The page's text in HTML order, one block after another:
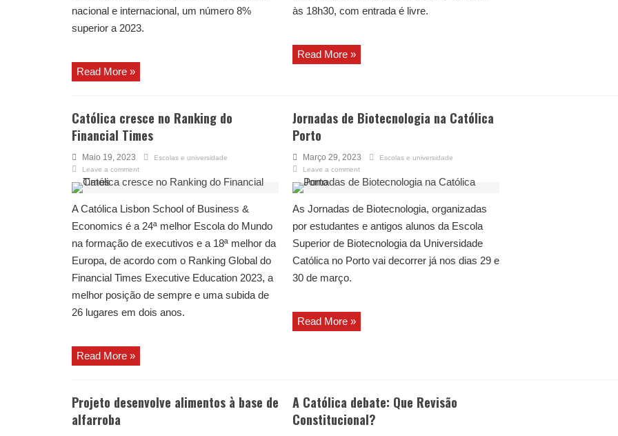
nacional e internacional, um número 8%
superior a 2023.
Read More »
às 18h30, com entrada é livre.
Read More »
Católica cresce no Ranking do
Financial Times
Maio 19, 2023
Escolas e universidade
Leave a comment
A Católica Lisbon School of Business &
Economics é a 24ª melhor Escola do Mundo
na formação de executivos e a 18ª melhor da
Europa, de acordo com o Ranking Global do
Financial Times Executive Education 2023, a
melhor posição de sempre e uma subida de
26 lugares em dois anos.
Read More »
Jornadas de Biotecnologia na Católica
Porto
Março 29, 2023
Escolas e universidade
Leave a comment
As Jornadas de Biotecnologia, organizadas
por estudantes e antigos alunos da Escola
Superior de Biotecnologia da Universidade
Católica no Porto vai decorrer já nos dias 29 e
30 de março.
Read More »
Projeto desenvolve alimentos à base de
alfarroba
A Católica debate: Que Revisão
Constitucional?